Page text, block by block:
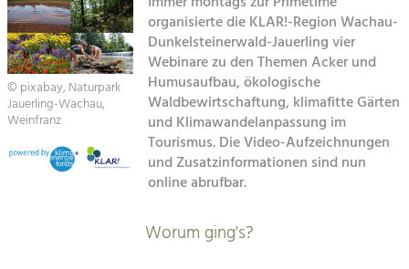
Kirchen am Fluss
Suche
Impressum
Kontakt
Tourismus
Angebotsentwicklung und
Positionierung.
Kunst & Kultur
Handwerk, Wissenschaft und Forschung.
Gleichberechtigung, Jugend und
© pixabay, Naturpark
Jauerling-Wachau,
Weinfranz
organisierte die KLAR!-Region Wachau-
Dunkelsteinerwald-Jauerling vier
Webinare zu den Themen Acker und
Humusaufbau, ökologische
Waldbewirtschaftung, klimafitte Gärten
und Klimawandelanpassung im
Tourismus. Die Video-Aufzeichnungen
und Zusatzinformationen sind nun
online abrufbar.
Worum ging's?